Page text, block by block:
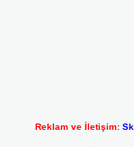
Reklam ve İletişim: